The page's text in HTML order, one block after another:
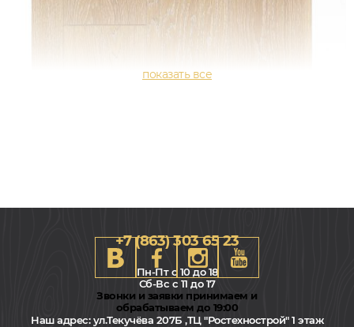
+7 (863) 303 65 23
Пн-Пт с 10 до 18
Сб-Вс с 11 до 17
Звонки и заявки принимаем и
обрабатываем до 19:00
Наш адрес:ул.Текучёва 207Б ,ТЦ "Ростехнострой" 1 этаж